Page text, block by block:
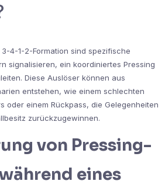
4-1-2-Formation sind spezifische
signalisieren, ein koordiniertes Pressing
Diese Auslöser können aus
entstehen, wie einem schlechten
oder einem Rückpass, die Gelegenheiten
zurückzugewinnen.
von Pressing-
eines